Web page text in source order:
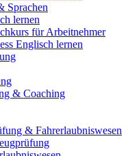
Sprachen
lernen
für Arbeitnehmer
Englisch lernen
& Coaching
& Fahrerlaubniswesen